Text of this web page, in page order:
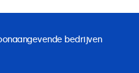
bedrijven